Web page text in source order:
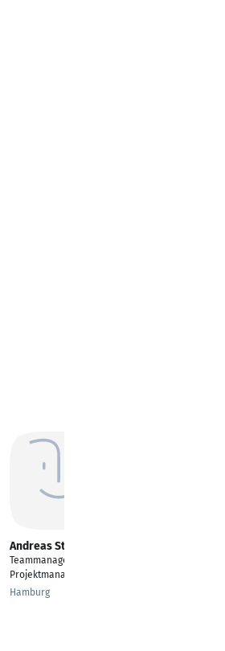
Andreas Stimpel
Teammanager
Projektmanagement
Hamburg